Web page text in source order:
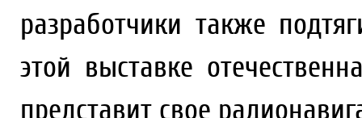
разработчики также
этой выставке
представит свое